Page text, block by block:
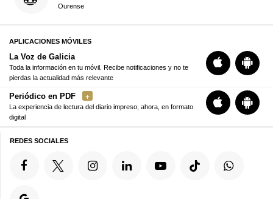
Ourense
APLICACIONES MÓVILES
La Voz de Galicia
Toda la información en tu móvil. Recibe notificaciones y no te
pierdas la actualidad más relevante
Periódico en PDF
La experiencia de lectura del diario impreso, ahora, en formato
digital
REDES SOCIALES